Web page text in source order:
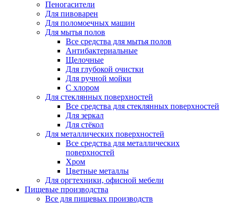
Пеногасители
Для пивоварен
Для поломоечных машин
Для мытья полов
Все средства для мытья полов
Антибактериальные
Щелочные
Для глубокой очистки
Для ручной мойки
С хлором
Для стеклянных поверхностей
Все средства для стеклянных поверхностей
Для зеркал
Для стёкол
Для металлических поверхностей
Все средства для металлических
поверхностей
Хром
Цветные металлы
Для оргтехники, офисной мебели
Пищевые производства
Все для пищевых производств